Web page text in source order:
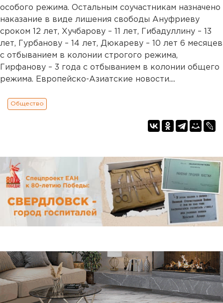
особого режима. Остальным соучастникам назначено
наказание в виде лишения свободы Ануфриеву
сроком 12 лет, Хучбарову – 11 лет, Гибадуллину – 13
лет, Гурбанову – 14 лет, Дюкареву – 10 лет 6 месяцев
с отбыванием в колонии строгого режима,
Гирфанову – 3 года с отбыванием в колонии общего
режима. Европейско-Азиатские новости....
Общество